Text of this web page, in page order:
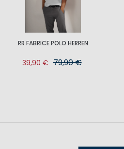
RR FABRICE POLO HERREN
39,90 € 79,90 €